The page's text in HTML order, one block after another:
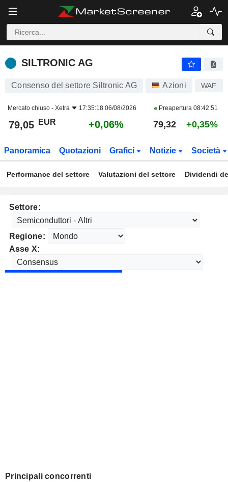
SILTRONIC AG
SILTRONIC AG
Consenso del settore Siltronic AG Azioni WAF
Mercato chiuso - Xetra 17:35:18 06/08/2026 Preapertura 08:42:51
79,05 EUR +0,06% 79,32 +0,35%
Panoramica Quotazioni Grafici Notizie Società
Performance del settore Valutazioni del settore Dividendi
Settore:
Regione:
Asse X:
Principali concorrenti